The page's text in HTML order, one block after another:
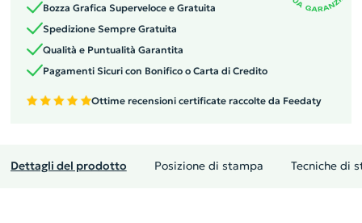
Bozza Grafica Superveloce e Gratuita
Spedizione Sempre Gratuita
Qualità e Puntualità Garantita
Pagamenti Sicuri con Bonifico o Carta di Credito
Ottime recensioni certificate raccolte da Feedaty
Dettagli del prodotto Posizione di stampa Tecniche di